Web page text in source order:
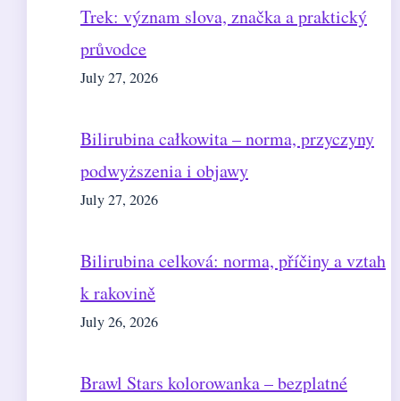
Trek: význam slova, značka a praktický
průvodce
July 27, 2026
Bilirubina całkowita – norma, przyczyny
podwyższenia i objawy
July 27, 2026
Bilirubina celková: norma, příčiny a vztah
k rakovině
July 26, 2026
Brawl Stars kolorowanka – bezplatné